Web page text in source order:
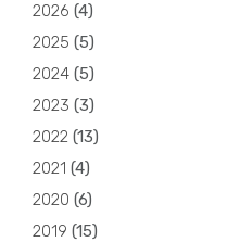
2026 (4)
2025 (5)
2024 (5)
2023 (3)
2022 (13)
2021 (4)
2020 (6)
2019 (15)